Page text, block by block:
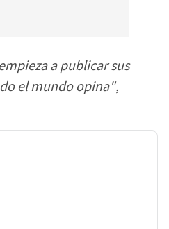
a publicar sus
el mundo opina",